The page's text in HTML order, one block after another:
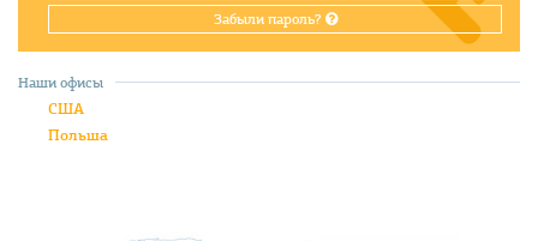
Забыли пароль?
Наши офисы
США
Польша